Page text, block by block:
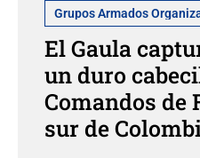
Grupos Armados
El Gaula
un duro
Comandos de
sur de